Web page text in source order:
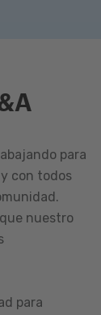
para
con todos
nuestro
para